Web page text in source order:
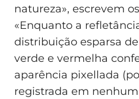
natureza», escrevem
«Enquanto a
distribuição esparsa
verde e vermelha
aparência pixellada
registrada em